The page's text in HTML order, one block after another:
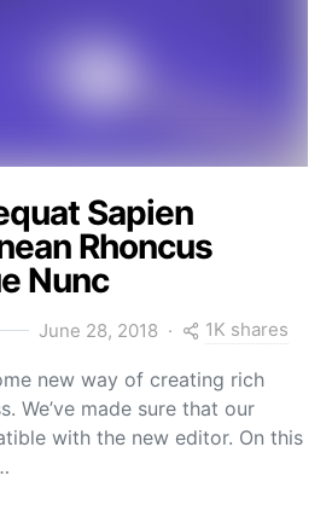
Sapien
Rhoncus
Nunc
June 28, 2018 1K shares
new way of creating rich
We’ve made sure that our
with the new editor. On this